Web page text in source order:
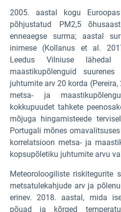
2005. aastal kogu
põhjustatud PM2,5
enneaegse surma; aastal
inimese (Kollanus et al.
Leedus Vilniuse
maastikupõlenguid
juhtumite arv 20 korda
metsa- ja
kokkupuudet tahkete
mõjuga hingamisteede
Portugali mõnes
korrelatsioon metsa- ja
kopsupõletiku juhtumite arvu
Meteoroloogiliste riskitegurite
metsatulekahjude arv ja
erinev. 2018. aastal, mida
põuad ja kõrged